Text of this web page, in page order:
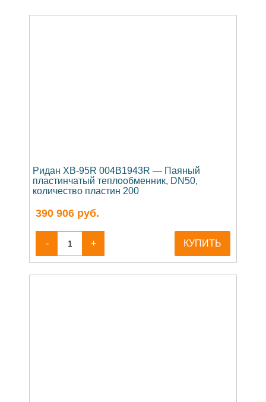
Ридан XB-95R 004B1943R — Паяный
пластинчатый теплообменник, DN50,
количество пластин 200
390 906 руб.
- + КУПИТЬ